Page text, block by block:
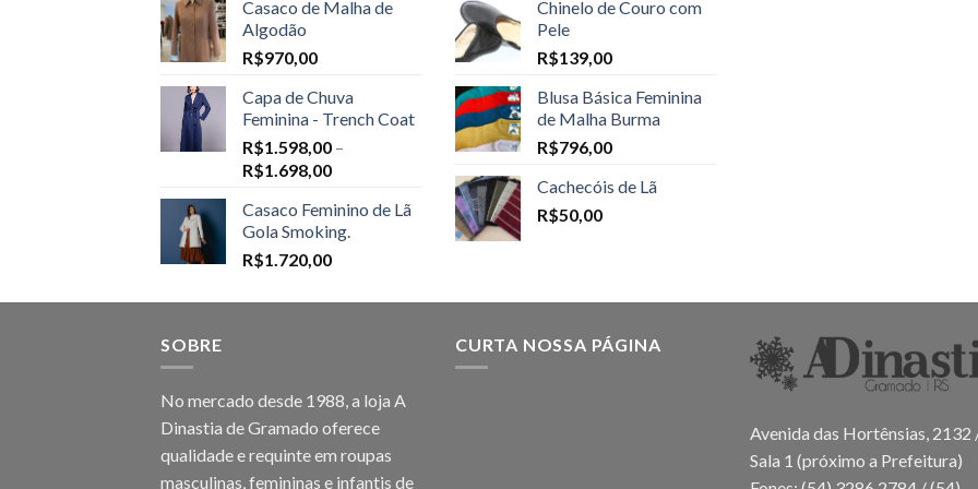
Casaco de Malha de
Algodão
R$970,00
Capa de Chuva
Feminina - Trench Coat
R$1.598,00 –
R$1.698,00Price
R$1.598,00
through
R$1.698,00
Casaco Feminino de Lã
Gola Smoking.
R$1.720,00
Chinelo de Couro com
Pele
R$139,00
Blusa Básica Feminina
de Malha Burma
R$796,00
Cachecóis de Lã
R$50,00
SOBRE
No mercado desde 1988, a loja A
Dinastia de Gramado oferece
qualidade e requinte em roupas
masculinas, femininas e infantis de
CURTA NOSSA PÁGINA
Avenida das Hortênsias, 2132
Sala 1 (próximo a Prefeitura)